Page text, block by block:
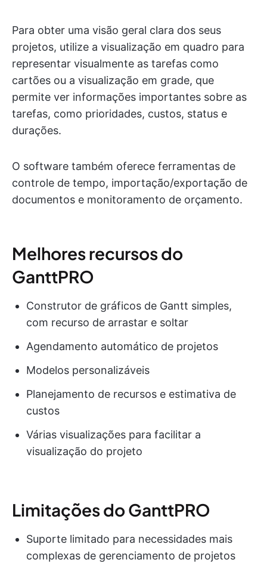
Para obter uma visão geral clara dos seus
projetos, utilize a visualização em quadro para
representar visualmente as tarefas como
cartões ou a visualização em grade, que
permite ver informações importantes sobre as
tarefas, como prioridades, custos, status e
durações.
O software também oferece ferramentas de
controle de tempo, importação/exportação de
documentos e monitoramento de orçamento.
Melhores recursos do
GanttPRO
Construtor de gráficos de Gantt simples,
com recurso de arrastar e soltar
Agendamento automático de projetos
Modelos personalizáveis
Planejamento de recursos e estimativa de
custos
Várias visualizações para facilitar a
visualização do projeto
Limitações do GanttPRO
Suporte limitado para necessidades mais
complexas de gerenciamento de projetos